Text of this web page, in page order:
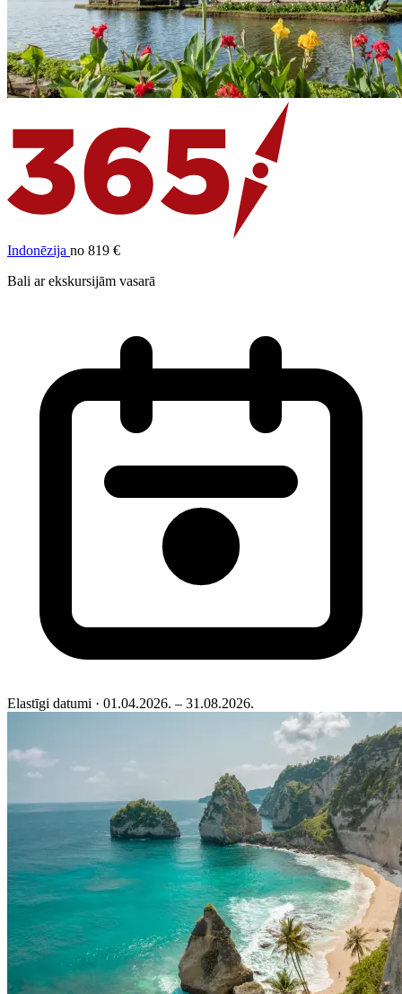
Indonēzija no 819 €
Bali ar ekskursijām vasarā
Elastīgi datumi · 01.04.2026. – 31.08.2026.